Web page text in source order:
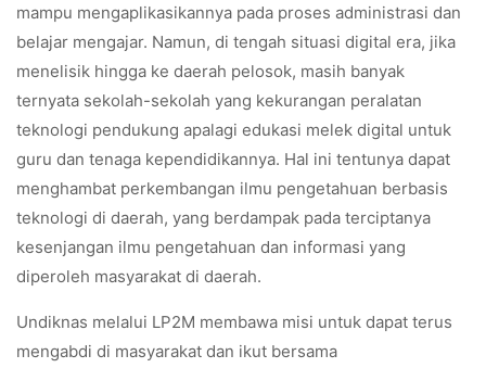
mampu mengaplikasikannya pada proses administrasi dan
belajar mengajar. Namun, di tengah situasi digital era, jika
menelisik hingga ke daerah pelosok, masih banyak
ternyata sekolah-sekolah yang kekurangan peralatan
teknologi pendukung apalagi edukasi melek digital untuk
guru dan tenaga kependidikannya. Hal ini tentunya dapat
menghambat perkembangan ilmu pengetahuan berbasis
teknologi di daerah, yang berdampak pada terciptanya
kesenjangan ilmu pengetahuan dan informasi yang
diperoleh masyarakat di daerah.
Undiknas melalui LP2M membawa misi untuk dapat terus
mengabdi di masyarakat dan ikut bersama